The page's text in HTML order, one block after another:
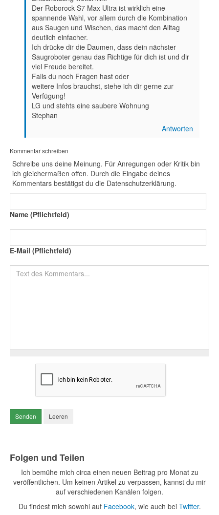
Der Roborock S7 Max Ultra ist wirklich eine
spannende Wahl, vor allem durch die Kombination
aus Saugen und Wischen, das macht den Alltag
deutlich einfacher.
Ich drücke dir die Daumen, dass dein nächster
Saugroboter genau das Richtige für dich ist und dir
viel Freude bereitet.
Falls du noch Fragen hast oder
weitere Infos brauchst, stehe ich dir gerne zur
Verfügung!
LG und stehts eine saubere Wohnung
Stephan
Antworten
Kommentar schreiben
Schreibe uns deine Meinung. Für Anregungen oder Kritik bin
ich gleichermaßen offen. Durch die Eingabe deines
Kommentars bestätigst du die Datenschutzerklärung.
Name (Pflichtfeld)
E-Mail (Pflichtfeld)
Text des Kommentars
Senden Leeren
Folgen und Teilen
Ich bemühe mich circa einen neuen Beitrag pro Monat zu
veröffentlichen. Um keinen Artikel zu verpassen, kannst du mir
auf verschiedenen Kanälen folgen.
Du findest mich sowohl auf Facebook, wie auch bei Twitter.